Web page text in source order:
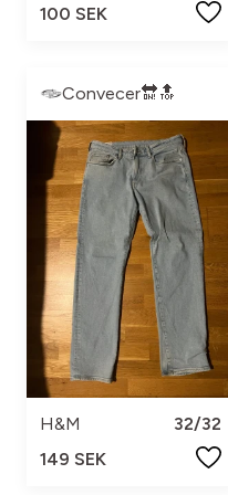
100 SEK
Convecer🔛🔝
H&M
32/32
149 SEK